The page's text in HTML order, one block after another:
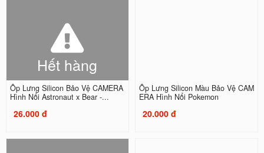
Hết hàng
Ốp Lưng Silicon Bảo Vệ CAMERA
Hình Nổi Astronaut x Bear -...
26.000 đ
Ốp Lưng Silicon Màu Bảo Vệ CAM
ERA Hình Nổi Pokemon
20.000 đ